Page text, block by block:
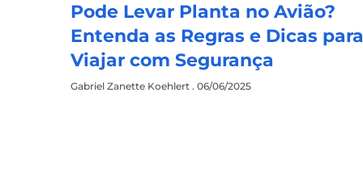
Pode Levar Planta no Avião?
Entenda as Regras e Dicas
Viajar com Segurança
Gabriel Zanette Koehlert 06/06/2025